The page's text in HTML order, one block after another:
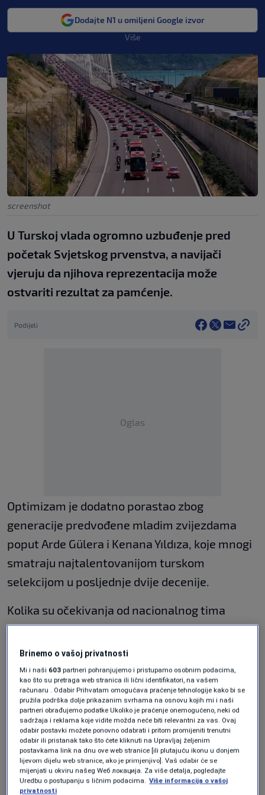
Dodajte N1 u omiljeni Google izvor
Više
screenshot
U Turskoj vlada ogromno uzbuđenje pred
početak Svjetskog prvenstva, a navijači
vjeruju da njihova reprezentacija može
ostvariti rezultat za pamćenje.
Podijeli
Oglas
Optimizam je dodatno porastao zbog
generacije predvođene mladim zvijezdama
poput Arde Gülera i Kenana Yıldıza, koje mnogi
smatraju najtalentovanijom turskom
selekcijom u posljednje dvije decenije.
Kolika su očekivanja od nacionalnog tima
najbolje pokazuje prizor sa ulica, gdje su
reprezentativci ispraćeni na put prema
Mundijalu uz veliki konvoj automobila i brojne
navijače koji su im željeli sreću pred najveći
izazov u karijerama.
Bizim Çocuklar, ABD uçağına Türk bayraklı konvoyla
uğurlandı.pic.twitter.com/OJ2bnXgtIQ
— Boşuna Tıklama (@bosunatiklama)June 2, 2026
Turski ljubitelji fudbala nadaju se da bi ova
Brinemo o vašoj privatnosti
Mi i naši 603 partneri pohranjujemo i pristupamo osobnim podacima,
kao što su pretraga web stranica ili lični identifikatori, na vašem
računaru . Odabir Prihvatam omogućava praćenje tehnologije kako bi se
pružila podrška dolje prikazanim svrhama na osnovu kojih mi i naši
partneri obrađujemo podatke Ukoliko je praćenje onemogućeno, neki od
sadržaja i reklama koje vidite možda neće biti relevantni za vas. Ovaj
odabir postavki možete ponovno odabrati i pritom promijeniti trenutni
odabir ili pristanak tako što ćete kliknuti na Upravljaj željenim
postavkama link na dnu ove web stranice [ili plutajuću ikonu u donjem
lijevom dijelu web stranice, ako je primjenjivo]. Vaš odabir će se
mijenjati u okviru našeg Wеб локација. Za više detalja, pogledajte
Uredbu o postupanju s ličnim podacima. Više informacija o vašoj
privatnosti